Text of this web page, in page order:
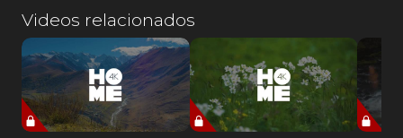
Videos relacionados